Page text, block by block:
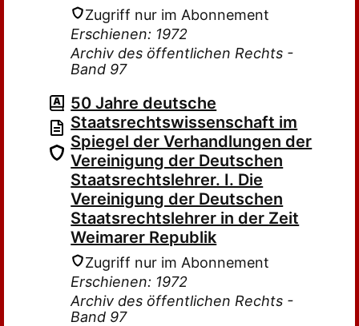
Zugriff nur im Abonnement
Erschienen: 1972
Archiv des öffentlichen Rechts -
Band 97
50 Jahre deutsche
Staatsrechtswissenschaft im
Spiegel der Verhandlungen der
Vereinigung der Deutschen
Staatsrechtslehrer. I. Die
Vereinigung der Deutschen
Staatsrechtslehrer in der Zeit
Weimarer Republik
Zugriff nur im Abonnement
Erschienen: 1972
Archiv des öffentlichen Rechts -
Band 97